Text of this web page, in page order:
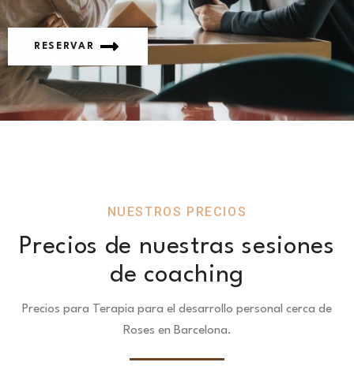
RESERVAR
NUESTROS PRECIOS
Precios de nuestras sesiones
de coaching
Precios para Terapia para el desarrollo personal cerca de
Roses en Barcelona.